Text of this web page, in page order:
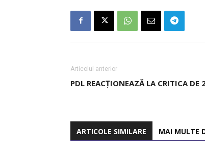
Articolul anterior
PDL REACȚIONEAZĂ LA CRITICA DE
ARTICOLE SIMILARE MAI MULTE